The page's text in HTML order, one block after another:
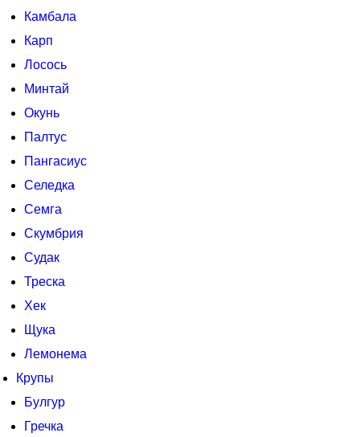
Камбала
Карп
Лосось
Минтай
Окунь
Палтус
Пангасиус
Селедка
Семга
Скумбрия
Судак
Треска
Хек
Щука
Лемонема
Крупы
Булгур
Гречка